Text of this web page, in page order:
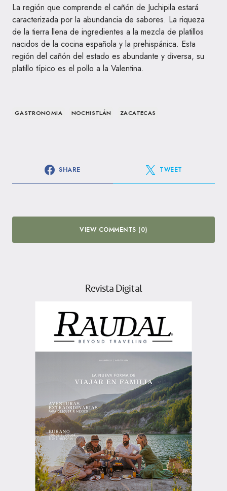
La región que comprende el cañón de Juchipila estará
caracterizada por la abundancia de sabores. La riqueza
de la tierra llena de ingredientes a la mezcla de platillos
nacidos de la cocina española y la prehispánica. Esta
región del cañón del estado es abundante y diversa, su
platillo típico es el pollo a la Valentina.
GASTRONOMIA NOCHISTLÁN ZACATECAS
SHARE TWEET
VIEW COMMENTS (0)
Revista Digital